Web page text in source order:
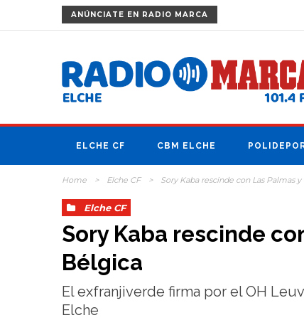
ANÚNCIATE EN RADIO MARCA
ELCHE CF CBM ELCHE
Home > Elche CF > Sory Kaba rescinde con Las Palmas
Elche CF
Sory Kaba rescinde
Bélgica
El exfranjiverde firma por el OH
Elche